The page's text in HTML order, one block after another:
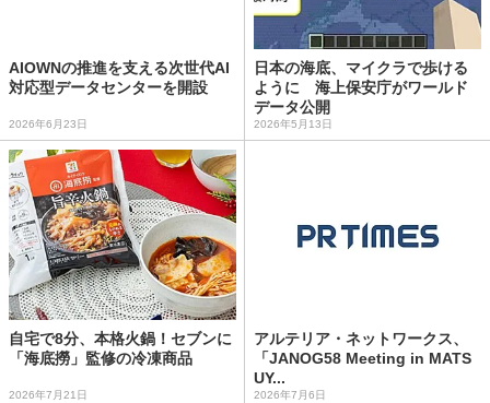
AIOWNの推進を支える次世代AI
対応型データセンターを開設
2026年6月23日
日本の海底、マイクラで歩ける
ように 海上保安庁がワールド
データ公開
2026年5月13日
自宅で8分、本格火鍋！セブンに
「海底撈」監修の冷凍商品
2026年7月21日
アルテリア・ネットワークス、
「JANOG58 Meeting in MATS
UY...
2026年7月6日